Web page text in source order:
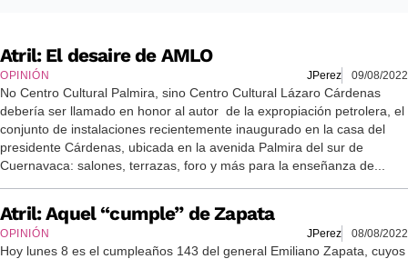
Atril: El desaire de AMLO
OPINIÓN JPerez 09/08/2022
No Centro Cultural Palmira, sino Centro Cultural Lázaro Cárdenas
debería ser llamado en honor al autor de la expropiación petrolera, el
conjunto de instalaciones recientemente inaugurado en la casa del
presidente Cárdenas, ubicada en la avenida Palmira del sur de
Cuernavaca: salones, terrazas, foro y más para la enseñanza de...
Atril: Aquel “cumple” de Zapata
OPINIÓN JPerez 08/08/2022
Hoy lunes 8 es el cumpleaños 143 del general Emiliano Zapata, cuyos